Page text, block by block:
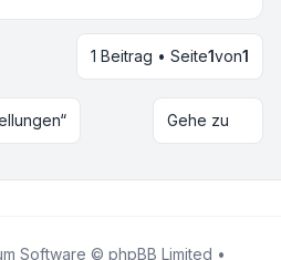
1 Beitrag • Seite1von1
Gehe zu
Software © phpBB Limited •